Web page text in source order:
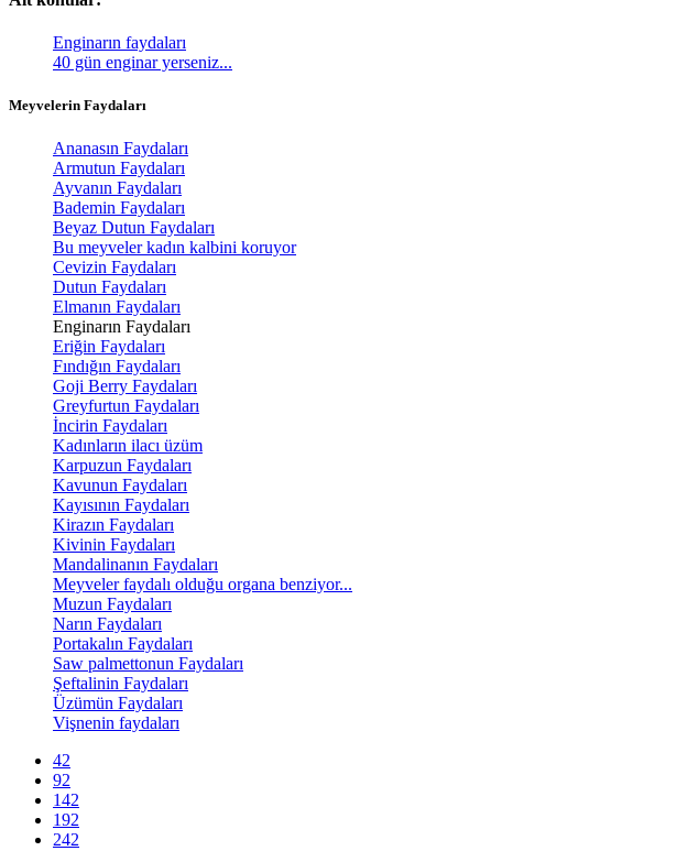
Enginarın faydaları
40 gün enginar yerseniz...
Meyvelerin Faydaları
Ananasın Faydaları
Armutun Faydaları
Ayvanın Faydaları
Bademin Faydaları
Beyaz Dutun Faydaları
Bu meyveler kadın kalbini koruyor
Cevizin Faydaları
Dutun Faydaları
Elmanın Faydaları
Enginarın Faydaları
Eriğin Faydaları
Fındığın Faydaları
Goji Berry Faydaları
Greyfurtun Faydaları
İncirin Faydaları
Kadınların ilacı üzüm
Karpuzun Faydaları
Kavunun Faydaları
Kayısının Faydaları
Kirazın Faydaları
Kivinin Faydaları
Mandalinanın Faydaları
Meyveler faydalı olduğu organa benziyor...
Muzun Faydaları
Narın Faydaları
Portakalın Faydaları
Saw palmettonun Faydaları
Şeftalinin Faydaları
Üzümün Faydaları
Vişnenin faydaları
42
92
142
192
242